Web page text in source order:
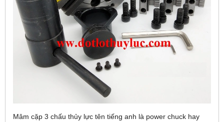
Mâm cặp 3 chấu thủy lực tên tiếng anh là power chuck hay